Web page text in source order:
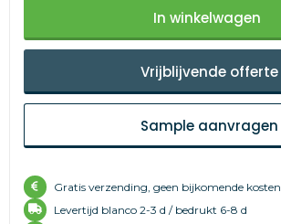
In winkelwagen
Vrijblijvende offerte
Sample aanvragen
Gratis verzending, geen bijkomende kosten
Levertijd blanco 2-3 d / bedrukt 6-8 d